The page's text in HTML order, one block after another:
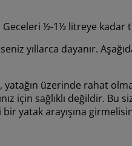
Geceleri ½-1½ litreye
yıllarca dayanır.
yatağın üzerinde rahat
için sağlıklı değildir.
yatak arayışına